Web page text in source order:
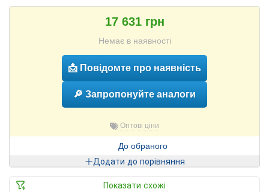
17 631 грн
Немає в наявності
📩 Повідомте про наявність
🔎 Запропонуйте аналоги
Оптові ціни
До обраного
Додати до порівняння
Показати схожі